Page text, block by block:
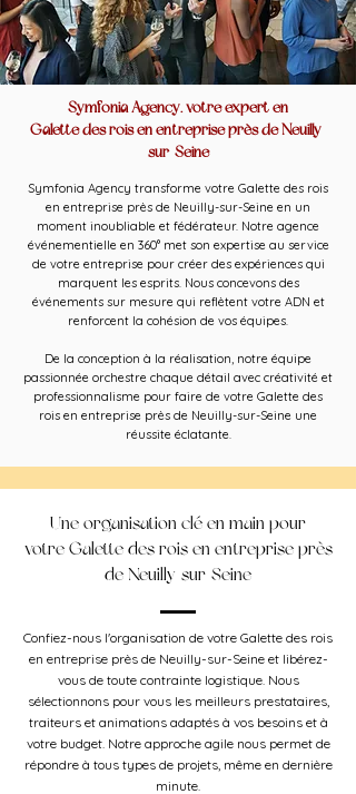
Symfonia Agency, votre expert en
Galette des rois en entreprise près de Neuilly-
sur-Seine
Symfonia Agency transforme votre Galette des rois
en entreprise près de Neuilly-sur-Seine en un
moment inoubliable et fédérateur. Notre agence
événementielle en 360° met son expertise au service
de votre entreprise pour créer des expériences qui
marquent les esprits. Nous concevons des
événements sur mesure qui reflètent votre ADN et
renforcent la cohésion de vos équipes.
De la conception à la réalisation, notre équipe
passionnée orchestre chaque détail avec créativité et
professionnalisme pour faire de votre Galette des
rois en entreprise près de Neuilly-sur-Seine une
réussite éclatante.
Une organisation clé en main pour
votre Galette des rois en entreprise près
de Neuilly-sur-Seine
Confiez-nous l'organisation de votre Galette des rois
en entreprise près de Neuilly-sur-Seine et libérez-
vous de toute contrainte logistique. Nous
sélectionnons pour vous les meilleurs prestataires,
traiteurs et animations adaptés à vos besoins et à
votre budget. Notre approche agile nous permet de
répondre à tous types de projets, même en dernière
minute.